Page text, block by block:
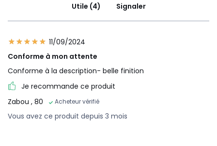
Utile (4) Signaler
11/09/2024
Conforme à mon attente
Conforme à la description- belle finition
Je recommande ce produit
Zabou , 80 Acheteur vérifié
Vous avez ce produit depuis 3 mois